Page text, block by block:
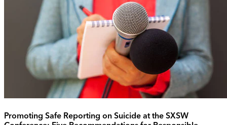
Promoting Safe Reporting on Suicide at the SXSW